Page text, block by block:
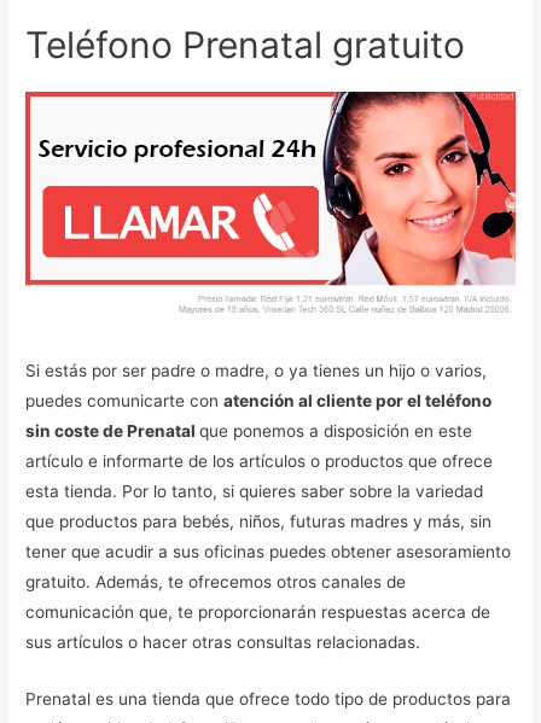
Teléfono Prenatal gratuito
Si estás por ser padre o madre, o ya tienes un hijo o varios,
puedes comunicarte conatención al cliente por el teléfono
sin coste de Prenatalque ponemos a disposición en este
artículo e informarte de los artículos o productos que ofrece
esta tienda. Por lo tanto, si quieres saber sobre la variedad
que productos para bebés, niños, futuras madres y más, sin
tener que acudir a sus oficinas puedes obtener asesoramiento
gratuito. Además, te ofrecemos otros canales de
comunicación que, te proporcionarán respuestas acerca de
sus artículos o hacer otras consultas relacionadas.
Prenatal es una tienda que ofrece todo tipo de productos para